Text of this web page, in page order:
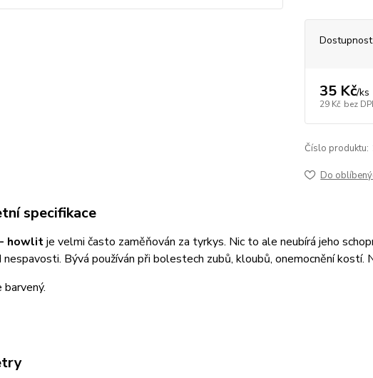
Dostupnost
35 Kč/ks
29 Kč bez
Číslo produktu:
Do
specifikace
howlitje velmi často zaměňován za tyrkys. Nic to ale neubírá jeho
nespavosti. Bývá používán při bolestech zubů, kloubů, onemocnění kostí.